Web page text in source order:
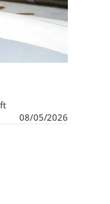
08/05/2026